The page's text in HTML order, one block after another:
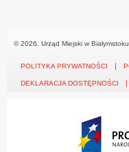
© 2026. Urząd Miejski w
POLITYKA PRYWATNOŚCI
DEKLARACJA DOSTĘPNOŚCI